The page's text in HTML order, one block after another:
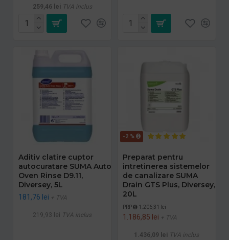
259,46 lei TVA inclus
Aditiv clatire cuptor
autocuratare SUMA Auto
Oven Rinse D9.11,
Diversey, 5L
181,76 lei + TVA
219,93 lei TVA inclus
-2 %
Preparat pentru
intretinerea sistemelor
de canalizare SUMA
Drain GTS Plus, Diversey,
20L
PRP 1.206,31 lei
1.186,85 lei + TVA
1.436,09 lei TVA inclus